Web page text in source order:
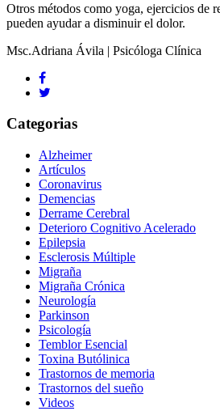
Otros métodos como yoga, ejercicios de
pueden ayudar a disminuir el dolor.
Msc.Adriana Ávila | Psicóloga Clínica
Categorias
Alzheimer
Artículos
Coronavirus
Demencias
Derrame Cerebral
Deterioro Cognitivo Acelerado
Epilepsia
Esclerosis Múltiple
Migraña
Migraña Crónica
Neurología
Parkinson
Psicología
Temblor Esencial
Toxina Butólinica
Trastornos de memoria
Trastornos del sueño
Videos